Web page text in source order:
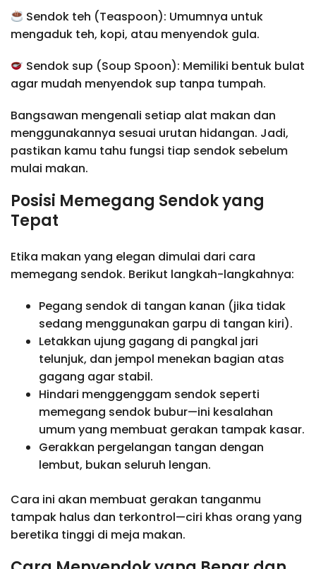
Sendok teh (Teaspoon): Umumnya untuk
mengaduk teh, kopi, atau menyendok gula.
Sendok sup (Soup Spoon): Memiliki bentuk bulat
agar mudah menyendok sup tanpa tumpah.
Bangsawan mengenali setiap alat makan dan
menggunakannya sesuai urutan hidangan. Jadi,
pastikan kamu tahu fungsi tiap sendok sebelum
mulai makan.
Posisi Memegang Sendok yang
Tepat
Etika makan yang elegan dimulai dari cara
memegang sendok. Berikut langkah-langkahnya:
Pegang sendok di tangan kanan (jika tidak
sedang menggunakan garpu di tangan kiri).
Letakkan ujung gagang di pangkal jari
telunjuk, dan jempol menekan bagian atas
gagang agar stabil.
Hindari menggenggam sendok seperti
memegang sendok bubur—ini kesalahan
umum yang membuat gerakan tampak kasar.
Gerakkan pergelangan tangan dengan
lembut, bukan seluruh lengan.
Cara ini akan membuat gerakan tanganmu
tampak halus dan terkontrol—ciri khas orang yang
beretika tinggi di meja makan.